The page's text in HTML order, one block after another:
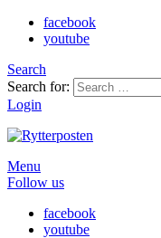
facebook
youtube
Search
Search for:
Login
Menu
Follow us
facebook
youtube